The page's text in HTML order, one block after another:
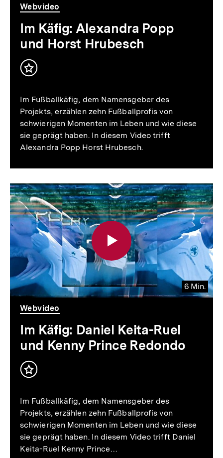
Video
Dauer
7
Min.
Webvideo
Im Käfig: Alexandra Popp
und Horst Hrubesch
Inhalt
Im Fußballkäfig, dem Namensgeber des
Projekts, erzählen zehn Fußballprofis von
schwierigen Momenten im Leben und wie diese
sie geprägt haben. In diesem Video trifft
Alexandra Popp Horst Hrubesch.
6 Min.
Video
Dauer
6
Min.
Webvideo
Im Käfig: Daniel Keita-Ruel
und Kenny Prince Redondo
Inhalt
Im Fußballkäfig, dem Namensgeber des
Projekts, erzählen zehn Fußballprofis von
schwierigen Momenten im Leben und wie diese
sie geprägt haben. In diesem Video trifft Daniel
Keita-Ruel Kenny Prince…